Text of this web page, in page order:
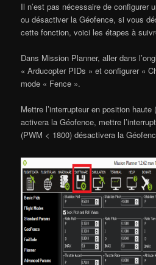
Il n’est pas nécessaire de configurer
ou désactiver la Géofence, si vous
cette fonction, voici les étapes à
Dans Mission Planner, aller dans
« Arducopter PIDs » et configurer «
mode « Fence ».
Mettre l’interrupteur en position
activera la Géofence, mettre
(PWM < 1800) désactivera la